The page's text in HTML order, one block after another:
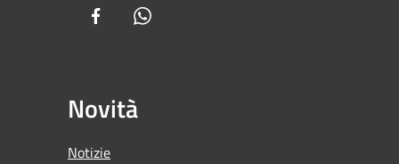
Facebook
Novità
Notizie